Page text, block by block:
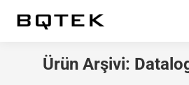
Ürün Arşivi: